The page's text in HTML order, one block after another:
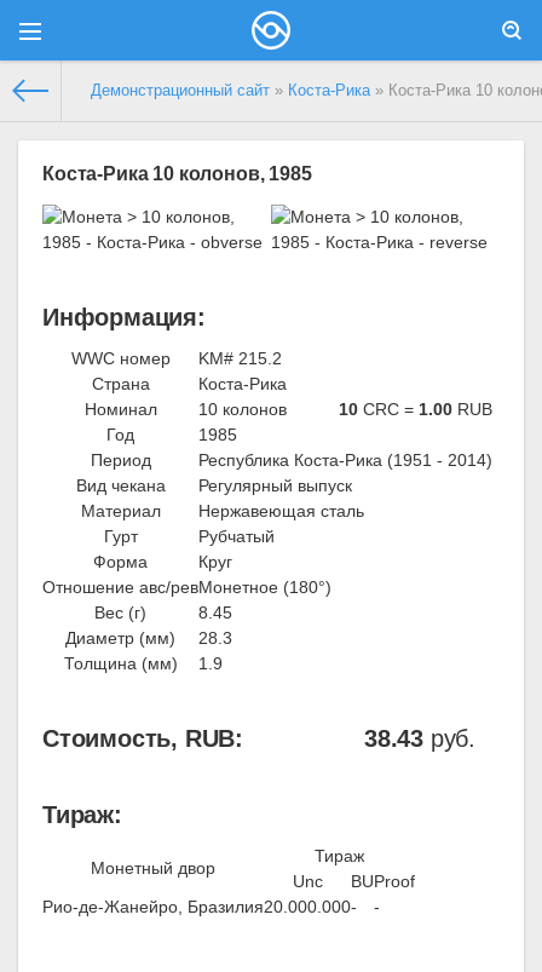
Демонстрационный сайт » Коста-Рика» Коста-Рика 10
Коста-Рика 10 колонов, 1985
Информация:
WWC номер
KM# 215.2
Страна
Коста-Рика
Номинал
10 колонов 10 CRC = 1.00 RUB
Год
1985
Период
Республика Коста-Рика (1951 - 2014)
Вид чекана
Регулярный выпуск
Материал
Нержавеющая сталь
Гурт
Рубчатый
Форма
Круг
Отношение авс/ревМонетное (180°)
Вес (г)
8.45
Диаметр (мм)
28.3
Толщина (мм)
1.9
Стоимость, RUB: 38.43 руб.
Тираж:
Монетный двор
Тираж
Unc
BUProof
Рио-де-Жанейро, Бразилия20.000.000- -